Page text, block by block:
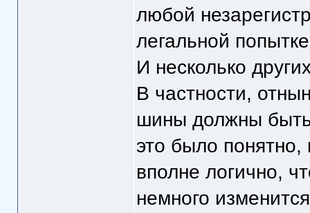
любой
легальной
И несколько
В частности,
шины должны
это было
вполне логично,
немного